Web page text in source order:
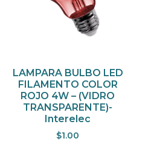
LAMPARA BULBO LED
FILAMENTO COLOR
ROJO 4W – (VIDRO
TRANSPARENTE)-
Interelec
$1.00